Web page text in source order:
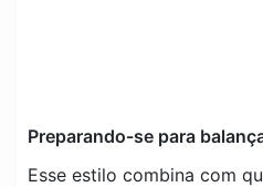
Preparando-se para
Esse estilo combina com